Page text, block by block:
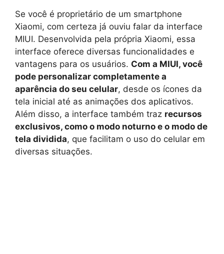
Se você é proprietário de um smartphone
Xiaomi, com certeza já ouviu falar da interface
MIUI. Desenvolvida pela própria Xiaomi, essa
interface oferece diversas funcionalidades e
vantagens para os usuários. Com a MIUI, você
pode personalizar completamente a
aparência do seu celular, desde os ícones da
tela inicial até as animações dos aplicativos.
Além disso, a interface também traz recursos
exclusivos, como o modo noturno e o modo de
tela dividida, que facilitam o uso do celular em
diversas situações.